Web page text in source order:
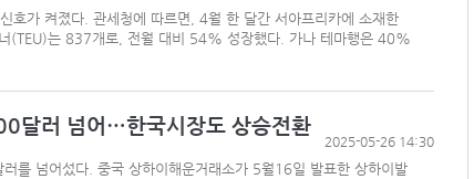
호가 켜졌다. 관세청에 따르면, 4월 한 달간 서아프리카에 소재한
(TEU)는 837개로, 전월 대비 54% 성장했다. 가나 테마행은 40%
달러 넘어…한국시장도 상승전환
2025-05-26 14:30
를 넘어섰다. 중국 상하이해운거래소가 5월16일 발표한 상하이발